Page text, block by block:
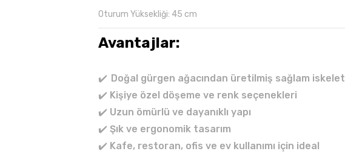
Oturum Yüksekliği: 45 cm
Avantajlar:
✔️ Doğal gürgen ağacından üretilmiş sağlam iskelet
✔️ Kişiye özel döşeme ve renk seçenekleri
✔️ Uzun ömürlü ve dayanıklı yapı
✔️ Şık ve ergonomik tasarım
✔️ Kafe, restoran, ofis ve ev kullanımı için ideal